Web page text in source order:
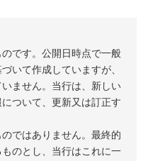
です。公開日時点で一般
いて作成していますが、
ません。当行は、新しい
ついて、更新又は訂正す
ではありません。最終的
のとし、当行はこれに一